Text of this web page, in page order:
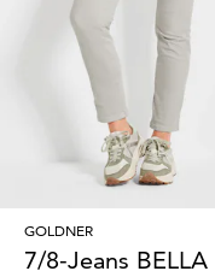
GOLDNER
7/8-Jeans